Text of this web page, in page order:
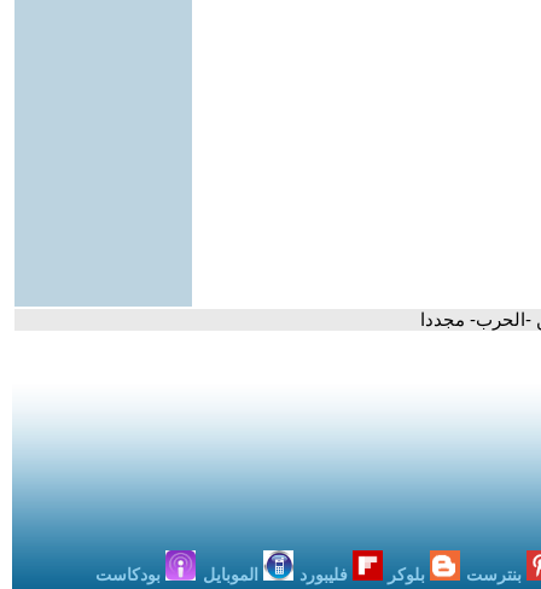
-الحرب- مجددا
بنترست بلوكر فليبورد الموبايل بودكاست